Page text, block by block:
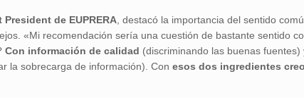
de EUPRERA , destacó la importancia del sentido
«Mi recomendación sería una cuestión de bastante sentido
Con información de calidad (discriminando las buenas
la sobrecarga de información). Conesos dos ingredientes